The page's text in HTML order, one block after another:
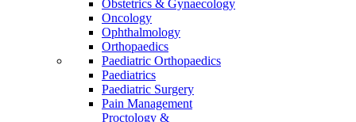
Obstetrics & Gynaecology
Oncology
Ophthalmology
Orthopaedics
Paediatric Orthopaedics
Paediatrics
Paediatric Surgery
Pain Management
Proctology &